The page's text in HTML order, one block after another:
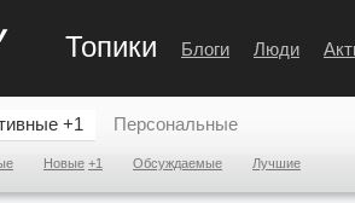
Топики Блоги Люди
+1
Новые +1 Обсуждаемые Лучшие
Персональные